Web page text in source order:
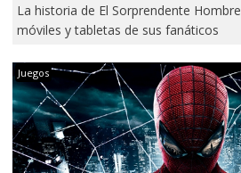
La historia de El Sorprendente
móviles y tabletas de sus fanáticos
Juegos